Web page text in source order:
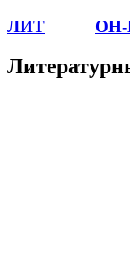
ЛИТ ОН-